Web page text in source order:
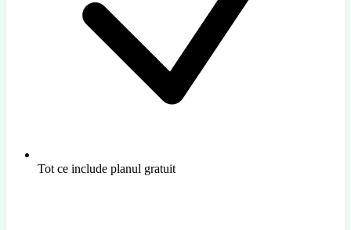
Tot ce include planul gratuit